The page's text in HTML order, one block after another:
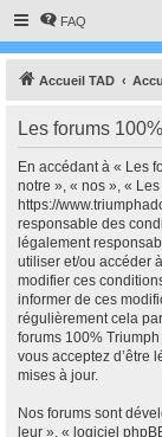
FAQ
Accueil TAD
Les forums
En accédant à « Les
notre », « nos », «
https://
responsable des
légalement
utiliser et/ou accéder
modifier ces
informer de ces
régulièrement cela
forums 100%
vous acceptez d’être
mises à jour.
Nos forums sont
leur », « logiciel